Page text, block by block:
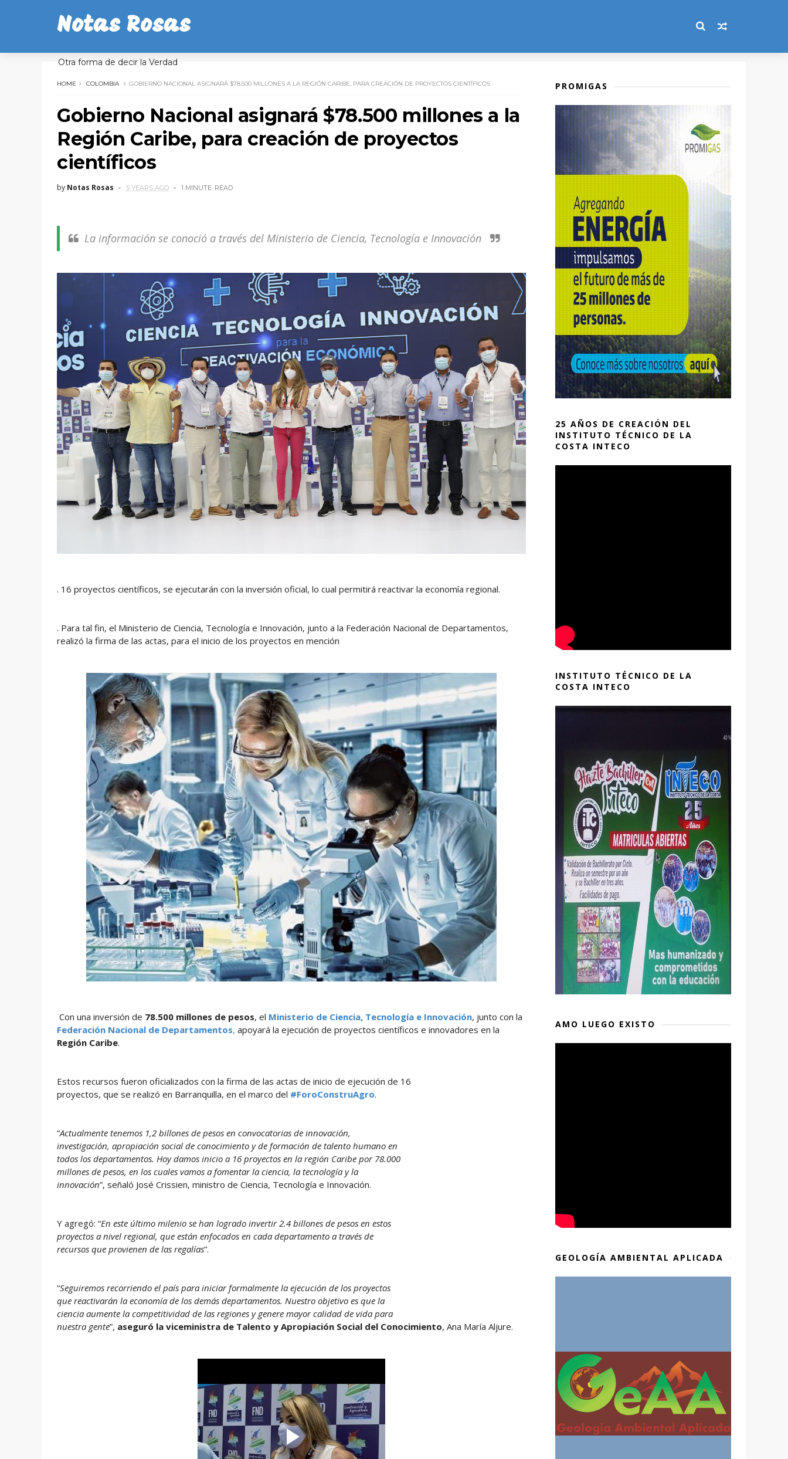
Notas Rosas
Otra forma de decir la Verdad
HOME COLOMBIA GOBIERNO NACIONAL ASIGNARÁ $78.500 MILLONES A LA REGIÓN CARIBE, PARA CREACIÓN DE PROYECTOS CIENTÍFICOS
Gobierno Nacional asignará $78.500 millones a la
Región Caribe, para creación de proyectos
científicos
by Notas Rosas 5 YEARS AGO 1 MINUTE READ
La información se conoció a través del Ministerio de Ciencia, Tecnología e Innovación
. 16 proyectos científicos, se ejecutarán con la inversión oficial, lo cual permitirá reactivar la economía regional.
. Para tal fin, el Ministerio de Ciencia, Tecnología e Innovación, junto a la Federación Nacional de Departamentos,
realizó la firma de las actas, para el inicio de los proyectos en mención
Con una inversión de 78.500 millones de pesos, el Ministerio de Ciencia, Tecnología e Innovación, junto con la
Federación Nacional de Departamentos, apoyará la ejecución de proyectos científicos e innovadores en la
Región Caribe.
Estos recursos fueron oficializados con la firma de las actas de inicio de ejecución de 16
proyectos, que se realizó en Barranquilla, en el marco del #ForoConstruAgro.
“Actualmente tenemos 1,2 billones de pesos en convocatorias de innovación,
investigación, apropiación social de conocimiento y de formación de talento humano en
todos los departamentos. Hoy damos inicio a 16 proyectos en la región Caribe por 78.000
millones de pesos, en los cuales vamos a fomentar la ciencia, la tecnología y la
innovación”, señaló José Crissien, ministro de Ciencia, Tecnología e Innovación.
Y agregó: “En este último milenio se han logrado invertir 2.4 billones de pesos en estos
proyectos a nivel regional, que están enfocados en cada departamento a través de
recursos que provienen de las regalías”.
“Seguiremos recorriendo el país para iniciar formalmente la ejecución de los proyectos
que reactivarán la economía de los demás departamentos. Nuestro objetivo es que la
ciencia aumente la competitividad de las regiones y genere mayor calidad de vida para
nuestra gente”, aseguró la viceministra de Talento y Apropiación Social del Conocimiento, Ana María Aljure.
PROMIGAS
25 AÑOS DE CREACIÓN DEL
INSTITUTO TÉCNICO DE LA
COSTA INTECO
INSTITUTO TÉCNICO DE LA
COSTA INTECO
AMO LUEGO EXISTO
GEOLOGÍA AMBIENTAL APLICADA